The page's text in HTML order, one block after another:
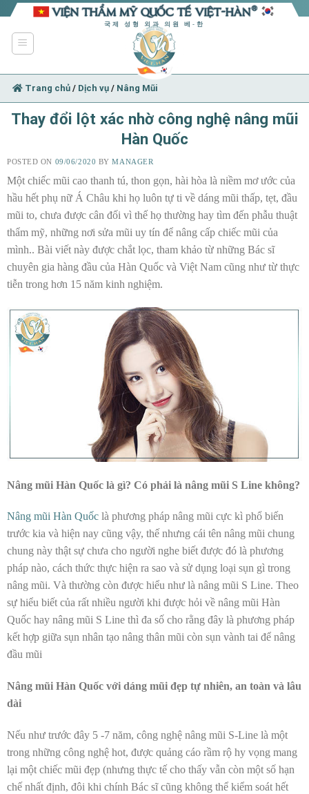
Skip
content
국제 성형 외과 의원 베-한
Trang chủ/ Dịch vụ/ Nâng Mũi
Thay đổi lột xác nhờ công nghệ nâng mũi
Hàn Quốc
POSTED ON 09/06/2020 BYMANAGER
Một chiếc mũi cao thanh tú, thon gọn, hài hòa là niềm mơ ước của
hầu hết phụ nữ Á Châu khi họ luôn tự ti về dáng mũi thấp, tẹt, đầu
mũi to, chưa được cân đối vì thế họ thường hay tìm đến phẫu thuật
thẩm mỹ, những nơi sửa mũi uy tín để nâng cấp chiếc mũi của
mình.. Bài viết này được chắt lọc, tham khảo từ những Bác sĩ
chuyên gia hàng đầu của Hàn Quốc và Việt Nam cũng như từ thực
tiễn trong hơn 15 năm kinh nghiệm.
Nâng mũi Hàn Quốc là gì? Có phải là nâng mũi S Line không?
Nâng mũi Hàn Quốc là phương pháp nâng mũi cực kì phổ biến
trước kia và hiện nay cũng vậy, thế nhưng cái tên nâng mũi chung
chung này thật sự chưa cho người nghe biết được đó là phương
pháp nào, cách thức thực hiện ra sao và sử dụng loại sụn gì trong
nâng mũi. Và thường còn được hiểu như là nâng mũi S Line. Theo
sự hiểu biết của rất nhiều người khi được hỏi về nâng mũi Hàn
Quốc hay nâng mũi S Line thì đa số cho rằng đây là phương pháp
kết hợp giữa sụn nhân tạo nâng thân mũi còn sụn vành tai để nâng
đầu mũi
Nâng mũi Hàn Quốc với dáng mũi đẹp tự nhiên, an toàn và lâu
dài
Nếu như trước đây 5 -7 năm, công nghệ nâng mũi S-Line là một
trong những công nghệ hot, được quảng cáo rầm rộ hy vọng mang
lại một chiếc mũi đẹp (nhưng thực tế cho thấy vẫn còn một số hạn
chế nhất định, đôi khi chính Bác sĩ cũng không thể kiểm soát hết